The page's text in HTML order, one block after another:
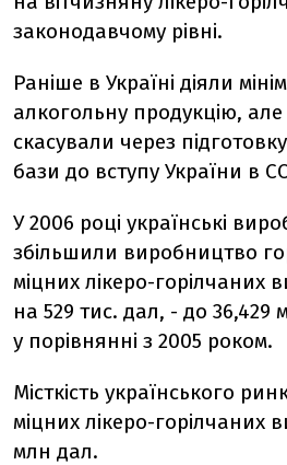
законодавчому рівні.
Раніше в Україні діяли
алкогольну продукцію, але
скасували через
бази до вступу України в
У 2006 році українські
збільшили виробництво
міцних лікеро-горілчаних
на 529 тис. дал, - до 36,429
у порівнянні з 2005 роком.
Місткість українського
міцних лікеро-горілчаних
млн дал.